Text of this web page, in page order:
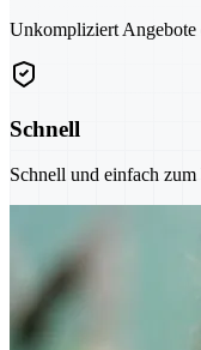
Unkompliziert Angebote
Schnell
Schnell und einfach